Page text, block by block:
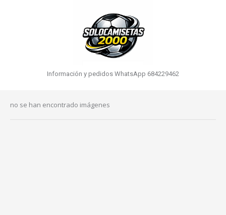
Información y pedidos WhatsApp 684229462
no se han encontrado imágenes